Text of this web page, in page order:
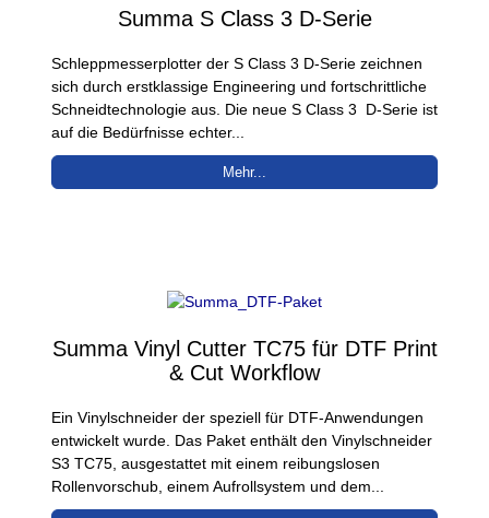
Summa S Class 3 D-Serie
Schleppmesserplotter der S Class 3 D-Serie zeichnen
sich durch erstklassige Engineering und fortschrittliche
Schneidtechnologie aus. Die neue S Class 3 D-Serie ist
auf die Bedürfnisse echter...
Mehr...
Summa Vinyl Cutter TC75 für DTF Print
& Cut Workflow
Ein Vinylschneider der speziell für DTF-Anwendungen
entwickelt wurde. Das Paket enthält den Vinylschneider
S3 TC75, ausgestattet mit einem reibungslosen
Rollenvorschub, einem Aufrollsystem und dem...